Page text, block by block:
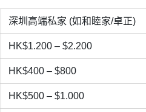
深圳高端私家 (如和睦家/卓正)
HK$1.200 – $2.200
HK$400 – $800
HK$500 – $1.000